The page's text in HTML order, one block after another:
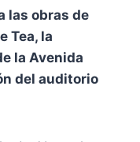
las obras de
Tea, la
la Avenida
del auditorio